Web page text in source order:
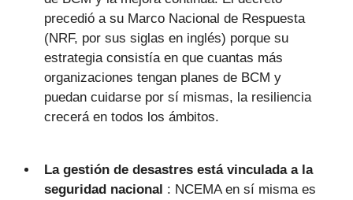
precedió a su Marco Nacional de Respuesta
(NRF, por sus siglas en inglés) porque su
estrategia consistía en que cuantas más
organizaciones tengan planes de BCM y
puedan cuidarse por sí mismas, la resiliencia
crecerá en todos los ámbitos.
La gestión de desastres está vinculada a la
seguridad nacional : NCEMA en sí misma es